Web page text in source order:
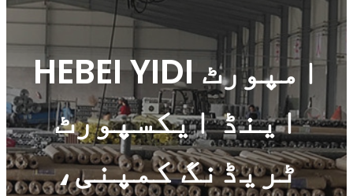
HEBEI YIDI امپورٹ
اینڈ ایکسپورٹ
ٹریڈنگ کمپنی،